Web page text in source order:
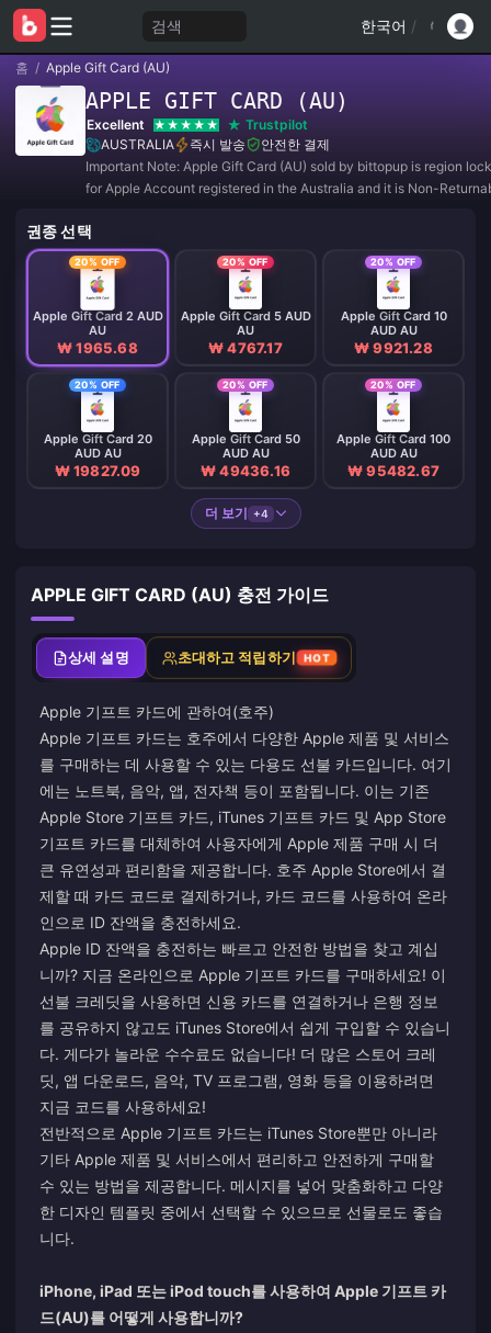
검색 한국어 /
홈 / Apple Gift Card (AU)
APPLE GIFT CARD (AU)
Excellent
Trustpilot
AUSTRALIA
즉시 발송
안전한 결제
Important Note: Apple Gift Card (AU) sold by bittopup is region
for Apple Account registered in the Australia and it is Non-
권종 선택
20% OFF
Apple Gift Card 2 AUD
AU
₩ 1965.68
20% OFF
Apple Gift Card 5 AUD
AU
₩ 4767.17
20% OFF
Apple Gift Card 10
AUD AU
₩ 9921.28
20% OFF
Apple Gift Card 20
AUD AU
₩ 19827.09
20% OFF
Apple Gift Card 50
AUD AU
₩ 49436.16
20% OFF
Apple Gift Card 100
AUD AU
₩ 95482.67
더 보기 +4
APPLE GIFT CARD (AU) 충전 가이드
상세 설명 초대하고 적립하기 HOT
Apple 기프트 카드에 관하여(호주)
Apple 기프트 카드는 호주에서 다양한 Apple 제품 및 서비스
를 구매하는 데 사용할 수 있는 다용도 선불 카드입니다. 여기
에는 노트북, 음악, 앱, 전자책 등이 포함됩니다. 이는 기존
Apple Store 기프트 카드, iTunes 기프트 카드 및 App Store
기프트 카드를 대체하여 사용자에게 Apple 제품 구매 시 더
큰 유연성과 편리함을 제공합니다. 호주 Apple Store에서 결
제할 때 카드 코드로 결제하거나, 카드 코드를 사용하여 온라
인으로 ID 잔액을 충전하세요.
Apple ID 잔액을 충전하는 빠르고 안전한 방법을 찾고 계십
니까? 지금 온라인으로 Apple 기프트 카드를 구매하세요! 이
선불 크레딧을 사용하면 신용 카드를 연결하거나 은행 정보
를 공유하지 않고도 iTunes Store에서 쉽게 구입할 수 있습니
다. 게다가 놀라운 수수료도 없습니다! 더 많은 스토어 크레
딧, 앱 다운로드, 음악, TV 프로그램, 영화 등을 이용하려면
지금 코드를 사용하세요!
전반적으로 Apple 기프트 카드는 iTunes Store뿐만 아니라
기타 Apple 제품 및 서비스에서 편리하고 안전하게 구매할
수 있는 방법을 제공합니다. 메시지를 넣어 맞춤화하고 다양
한 디자인 템플릿 중에서 선택할 수 있으므로 선물로도 좋습
니다.
iPhone, iPad 또는 iPod touch를 사용하여 Apple 기프트 카
드(AU)를 어떻게 사용합니까?